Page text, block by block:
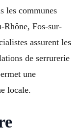
les communes
Rhône, Fos-sur-
assurent les
de serrurerie
une
locale.